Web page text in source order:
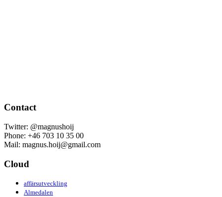
Contact
Twitter: @magnushoij
Phone: +46 703 10 35 00
Mail: magnus.hoij@gmail.com
Cloud
affärsutveckling
Almedalen